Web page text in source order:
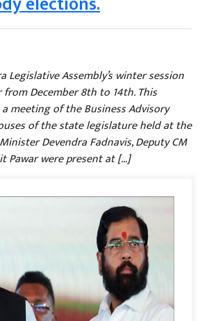
Legislative Assembly’s winter session
December 8th to 14th. This
meeting of the Business Advisory
of the state legislature held at the
Devendra Fadnavis, Deputy CM
Pawar were present at […]